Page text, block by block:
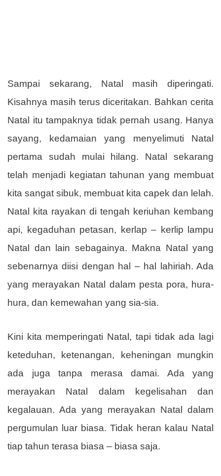
Sampai sekarang, Natal masih diperingati.
Kisahnya masih terus diceritakan. Bahkan cerita
Natal itu tampaknya tidak pernah usang. Hanya
sayang, kedamaian yang menyelimuti Natal
pertama sudah mulai hilang. Natal sekarang
telah menjadi kegiatan tahunan yang membuat
kita sangat sibuk, membuat kita capek dan lelah.
Natal kita rayakan di tengah keriuhan kembang
api, kegaduhan petasan, kerlap – kerlip lampu
Natal dan lain sebagainya. Makna Natal yang
sebenarnya diisi dengan hal – hal lahiriah. Ada
yang merayakan Natal dalam pesta pora, hura-
hura, dan kemewahan yang sia-sia.
Kini kita memperingati Natal, tapi tidak ada lagi
keteduhan, ketenangan, keheningan mungkin
ada juga tanpa merasa damai. Ada yang
merayakan Natal dalam kegelisahan dan
kegalauan. Ada yang merayakan Natal dalam
pergumulan luar biasa. Tidak heran kalau Natal
tiap tahun terasa biasa – biasa saja.